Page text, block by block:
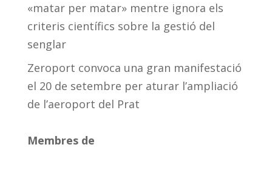
«matar per matar» mentre ignora els
criteris científics sobre la gestió del
senglar
Zeroport convoca una gran manifestació
el 20 de setembre per aturar l’ampliació
de l’aeroport del Prat
Membres de